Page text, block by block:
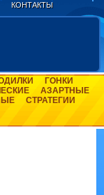
КОНТАКТЫ
ГОНКИ
АЗАРТНЫЕ
СТРАТЕГИИ